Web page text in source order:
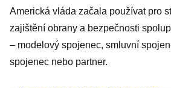
Americká vláda začala používat pro
zajištění obrany a bezpečnosti
– modelový spojenec, smluvní
spojenec nebo partner.